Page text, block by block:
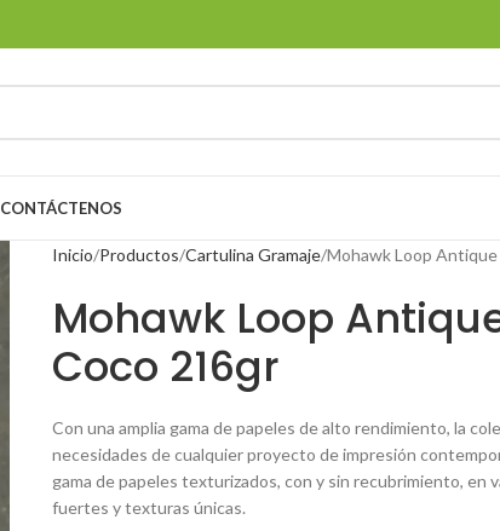
CONTÁCTENOS
Inicio Productos Cartulina Gramaje Mohawk Loop
Mohawk Loop
Coco 216gr
Con una amplia gama de papeles de alto rendimiento, la
necesidades de cualquier proyecto de impresión
gama de papeles texturizados, con y sin recubrimiento, en
fuertes y texturas únicas.